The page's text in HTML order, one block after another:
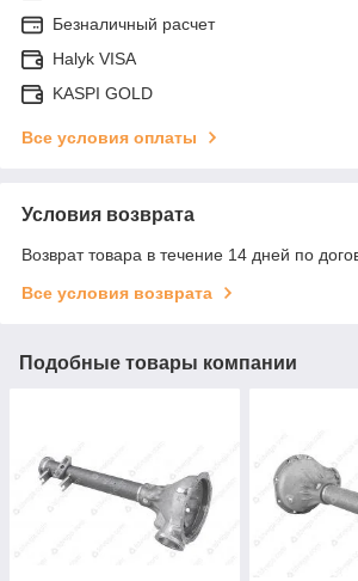
Безналичный расчет
Halyk VISA
KASPI GOLD
Все условия оплаты
Условия возврата
Возврат товара в течение 14 дней по
Все условия возврата
Подобные товары компании